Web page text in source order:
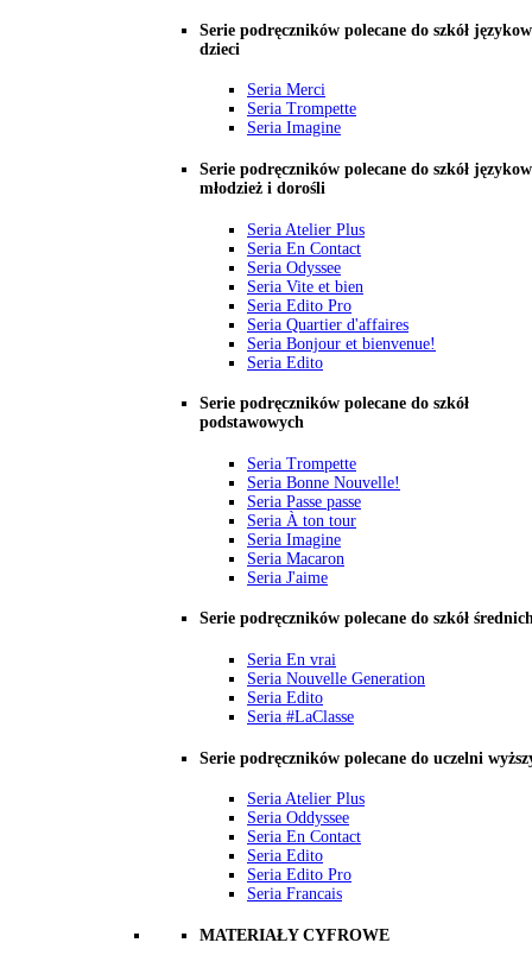
Serie podręczników polecane do szkół
dzieci
Seria Merci
Seria Trompette
Seria Imagine
Serie podręczników polecane do szkół
młodzież i dorośli
Seria Atelier Plus
Seria En Contact
Seria Odyssee
Seria Vite et bien
Seria Edito Pro
Seria Quartier d'affaires
Seria Bonjour et bienvenue!
Seria Edito
Serie podręczników polecane do szkół
podstawowych
Seria Trompette
Seria Bonne Nouvelle!
Seria Passe passe
Seria À ton tour
Seria Imagine
Seria Macaron
Seria J'aime
Serie podręczników polecane do szkół
Seria En vrai
Seria Nouvelle Generation
Seria Edito
Seria #LaClasse
Serie podręczników polecane do uczelni
Seria Atelier Plus
Seria Oddyssee
Seria En Contact
Seria Edito
Seria Edito Pro
Seria Francais
MATERIAŁY CYFROWE